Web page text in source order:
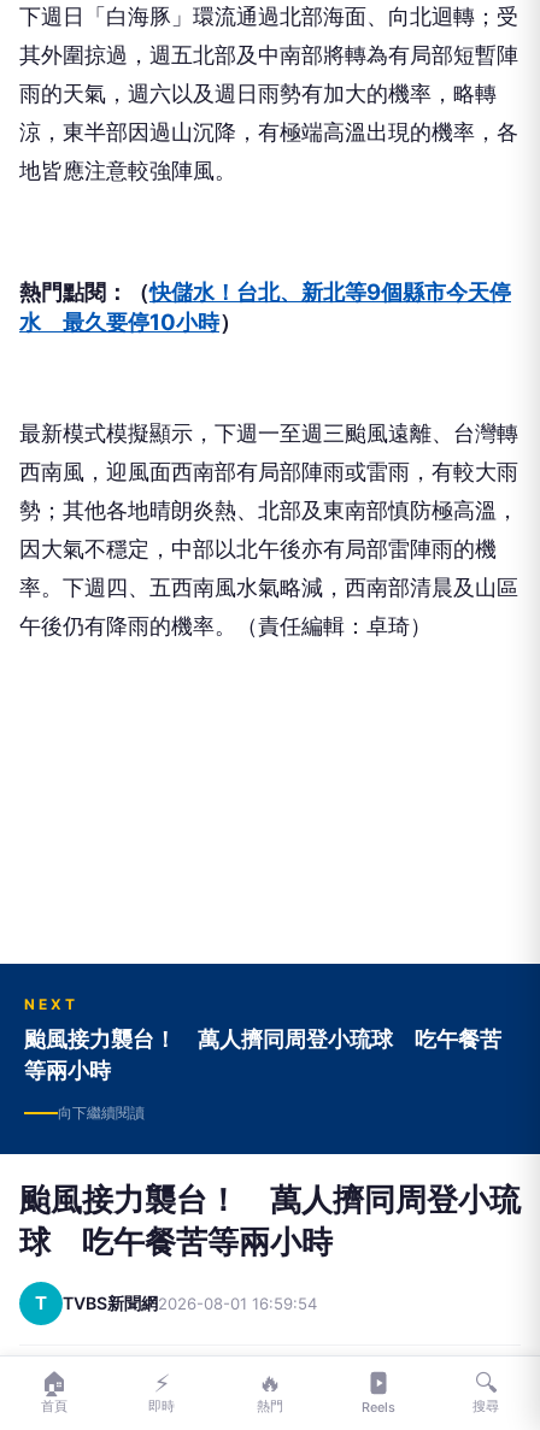
下週日「白海豚」環流通過北部海面、向北迴轉；受
其外圍掠過，週五北部及中南部將轉為有局部短暫陣
雨的天氣，週六以及週日雨勢有加大的機率，略轉
涼，東半部因過山沉降，有極端高溫出現的機率，各
地皆應注意較強陣風。
熱門點閱：（快儲水！台北、新北等9個縣市今天停
水 最久要停10小時）
最新模式模擬顯示，下週一至週三颱風遠離、台灣轉
西南風，迎風面西南部有局部陣雨或雷雨，有較大雨
勢；其他各地晴朗炎熱、北部及東南部慎防極高溫，
因大氣不穩定，中部以北午後亦有局部雷陣雨的機
率。下週四、五西南風水氣略減，西南部清晨及山區
午後仍有降雨的機率。（責任編輯：卓琦）
NEXT
颱風接力襲台！ 萬人擠同周登小琉球 吃午餐苦
等兩小時
向下繼續閱讀
颱風接力襲台！ 萬人擠同周登小琉
球 吃午餐苦等兩小時
T TVBS新聞網2026-08-01 16:59:54
今天(1號)一早，東琉線人潮大爆滿，不少民眾搶著登
🏠
首頁
⚡
即時
🔥
熱門 Reels
🔍
搜尋